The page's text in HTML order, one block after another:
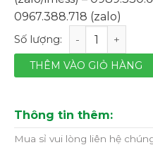
0967.388.718 (zalo)
Cà phê Illy Espresso
THÊM VÀO GIỎ HÀNG
Thông tin thêm:
Mua sỉ vui lòng liên hệ